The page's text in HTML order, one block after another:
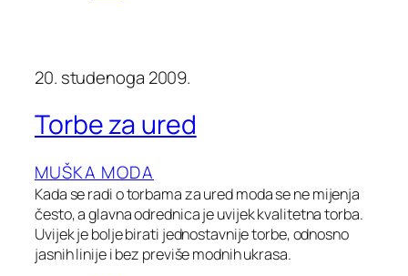
20. studenoga 2009.
Torbe za ured
MUŠKA MODA
Kada se radi o torbama za ured moda se ne mijenja
često, a glavna odrednica je uvijek kvalitetna torba.
Uvijek je bolje birati jednostavnije torbe, odnosno
jasnih linije i bez previše modnih ukrasa.